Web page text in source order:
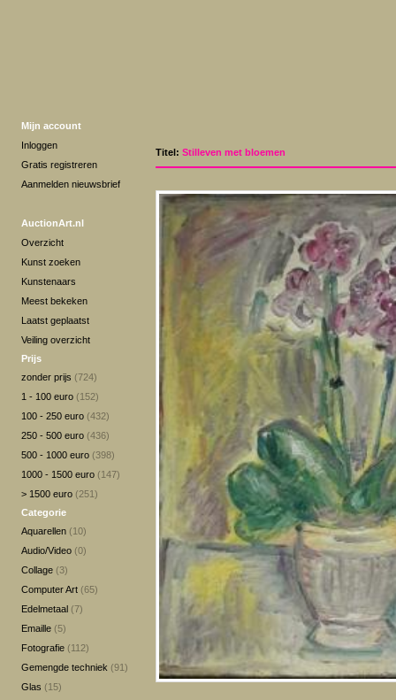
Mijn account
Inloggen
Gratis registreren
Aanmelden nieuwsbrief
AuctionArt.nl
Overzicht
Kunst zoeken
Kunstenaars
Meest bekeken
Laatst geplaatst
Veiling overzicht
Prijs
zonder prijs (724)
1 - 100 euro (152)
100 - 250 euro (432)
250 - 500 euro (436)
500 - 1000 euro (398)
1000 - 1500 euro (147)
> 1500 euro (251)
Categorie
Aquarellen (10)
Audio/Video (0)
Collage (3)
Computer Art (65)
Edelmetaal (7)
Emaille (5)
Fotografie (112)
Gemengde techniek (91)
Glas (15)
Titel: Stilleven met bloemen